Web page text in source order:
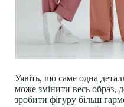
Уявіть, що саме одна
може змінити весь образ,
зробити фігуру більш